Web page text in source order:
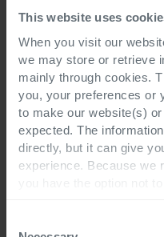
This website uses
When you visit our
we may store or retrieve
mainly through cookies.
you, your preferences or
to make our website(s)
expected. The
directly, but it can give
experience. Because we
funzionalità aumenta
necessità di
Migliora inoltre la
controllo qualità nei
assicurando che ogni
documentato. Scopri